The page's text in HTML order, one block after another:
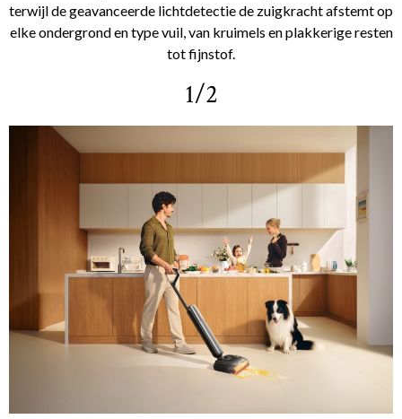
terwijl de geavanceerde lichtdetectie de zuigkracht afstemt op
elke ondergrond en type vuil, van kruimels en plakkerige resten
tot fijnstof.
1/2